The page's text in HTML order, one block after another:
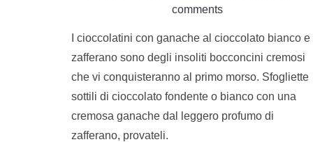
comments
I cioccolatini con ganache al cioccolato bianco e
zafferano sono degli insoliti bocconcini cremosi
che vi conquisteranno al primo morso. Sfogliette
sottili di cioccolato fondente o bianco con una
cremosa ganache dal leggero profumo di
zafferano, provateli.